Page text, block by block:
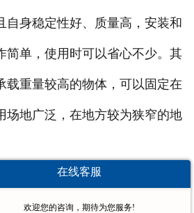
自身稳定性好、质量高，安装和
简单，使用时可以省心不少。其
载重量较高的物体，可以固定在
场地广泛，在地方较为狭窄的地
的原因导致出现了障碍或故
工作人员，我们将尽快检查并维
在线客服
欢迎您的咨询，期待为您服务!